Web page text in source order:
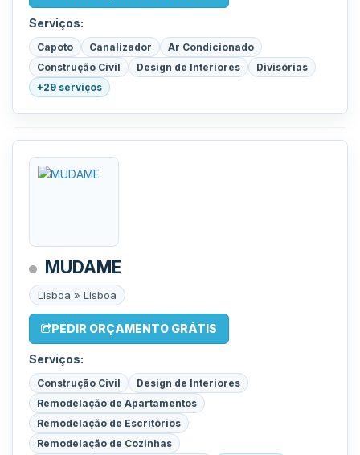
Serviços:
Capoto Canalizador
Ar Condicionado
Construção Civil
Design de Interiores
Divisórias
+29 serviços
MUDAME
Lisboa » Lisboa
PEDIR ORÇAMENTO GRÁTIS
Serviços:
Construção Civil
Design de Interiores
Remodelação de Apartamentos
Remodelação de Escritórios
Remodelação de Cozinhas